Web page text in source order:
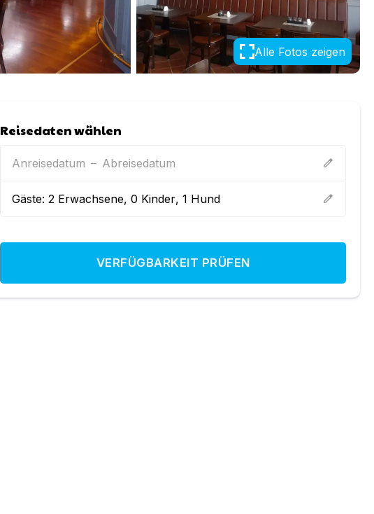
Alle Fotos zeigen
Reisedaten wählen
Anreisedatum – Abreisedatum edit
Gäste:2 Erwachsene,0 Kinder,1 Hund edit
VERFÜGBARKEIT PRÜFEN